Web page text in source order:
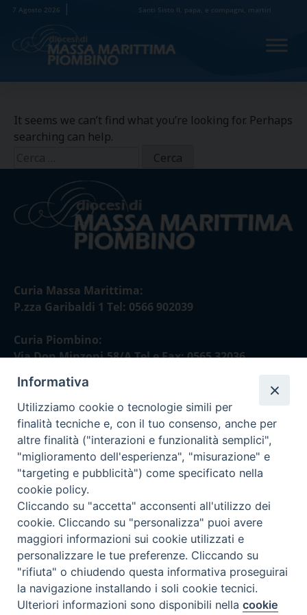
Skip
content
7 Agosto 2026 Santi Sisto II, papa, e compagni, martiri
It seems we can’t find what you’re looking for. Perhaps
searching can help.
per:
Curia Massa Marittima:
P.zza Garibaldi 1 Tel: 0566 902039
Curia Piombino:
Via Don Minzoni,58/A Tel e Fax: 0565 32036
E-mail:
curia@diocesimassamarittima.it
SEGUICI SU
Privacy policy - trasparenza
© 2024 Diocesi di Massa Marittima - Piombino
Preferenze Cookie
Informativa
Utilizziamo cookie o tecnologie simili per
finalità tecniche e, con il tuo consenso, anche per
altre finalità ("interazioni e funzionalità semplici",
"miglioramento dell'esperienza", "misurazione" e
"targeting e pubblicità") come specificato nella
cookie policy.
Cliccando su "accetta" acconsenti all'utilizzo dei
cookie. Cliccando su "personalizza" puoi avere
maggiori informazioni sui cookie utilizzati e
personalizzare le tue preferenze. Cliccando su
"rifiuta" o chiudendo questa informativa proseguirai
la navigazione installando i soli cookie tecnici.
Ulteriori informazioni sono disponibili nellacookie